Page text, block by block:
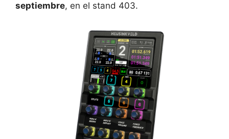
septiembre, en el stand 403.